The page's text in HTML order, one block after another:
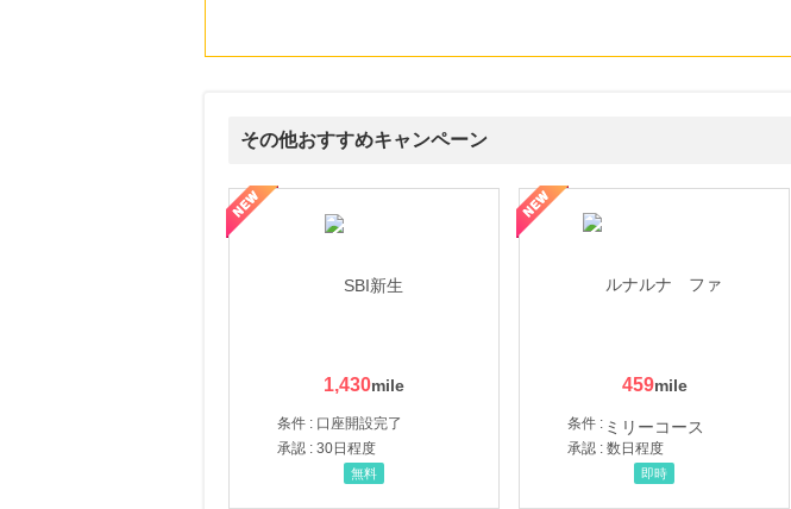
その他おすすめキャンペーン
1,430
条件 : 口座開設完了
承認 : 30日程度
無料
459
条件 :
承認 : 数日程度
即時
三井ショッピングパークカード《セゾン》